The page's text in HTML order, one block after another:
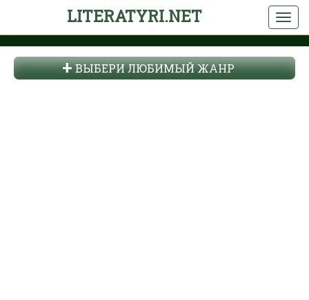
LITERATYRI.NET
ВЫБЕРИ ЛЮБИМЫЙ ЖАНР